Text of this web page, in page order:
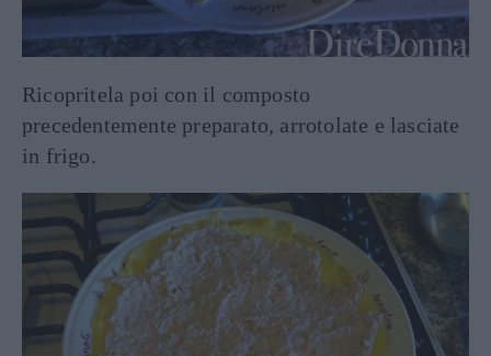
Ricopritela poi con il composto
precedentemente preparato, arrotolate e lasciate
in frigo.